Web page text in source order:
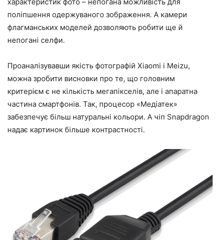
поліпшення одержуваного зображення. А камери
флагманських моделей дозволяють робити ще й
непогані селфи.
Проаналізувавши якість фотографій Xiaomi і Meizu,
можна зробити висновки про те, що головним
критерієм є не кількість мегапікселів, але і апаратна
частина смартфонів. Так, процесор «Медіатек»
забезпечує більш натуральні кольори. А чіп Snapdragon
надає картинок більше контрастності.